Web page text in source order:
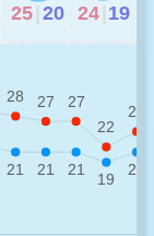
25 20 24 19